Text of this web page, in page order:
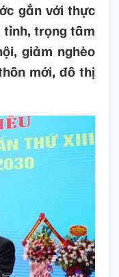
gắn với thực
tỉnh, trọng tâm
giảm nghèo
mới, đô thị